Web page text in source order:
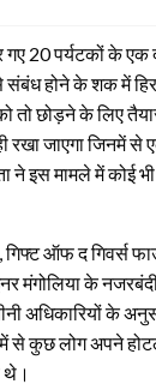
गए 20 पर्यटकों के एक
संबंध होने के शक में
तो छोड़ने के लिए
रखा जाएगा जिनमें से
ने इस मामले में कोई
गिफ्ट ऑफ द गिवर्स
मंगोलिया के
अधिकारियों के
से कुछ लोग अपने
थे।